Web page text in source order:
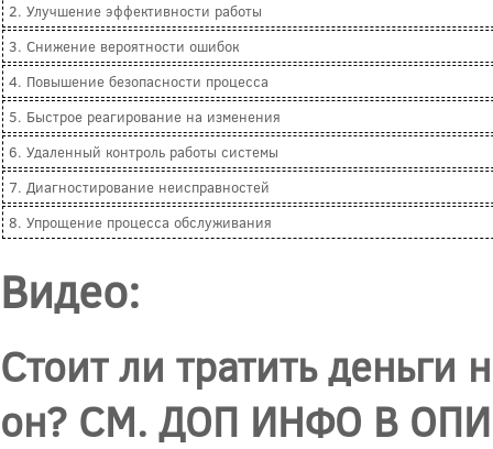
2. Улучшение эффективности работы
3. Снижение вероятности ошибок
4. Повышение безопасности процесса
5. Быстрое реагирование на изменения
6. Удаленный контроль работы системы
7. Диагностирование неисправностей
8. Упрощение процесса обслуживания
Видео:
Стоит ли тратить
он? СМ. ДОП ИНФО В